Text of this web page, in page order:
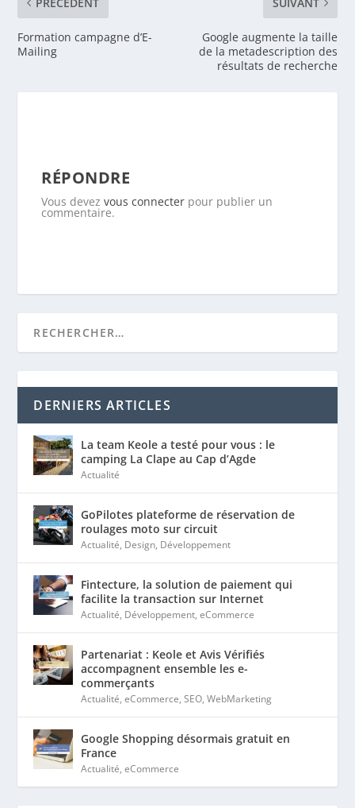
Formation campagne d’E-
Mailing
Google augmente la taille
de la metadescription des
résultats de recherche
RÉPONDRE
Vous devezvous connecter pour publier un
commentaire.
DERNIERS ARTICLES
La team Keole a testé pour vous : le
camping La Clape au Cap d’Agde
Actualité
GoPilotes plateforme de réservation de
roulages moto sur circuit
Actualité, Design, Développement
Fintecture, la solution de paiement qui
facilite la transaction sur Internet
Actualité, Développement,eCommerce
Partenariat : Keole et Avis Vérifiés
accompagnent ensemble les e-
commerçants
Actualité,eCommerce,SEO,WebMarketing
Google Shopping désormais gratuit en
France
Actualité,eCommerce